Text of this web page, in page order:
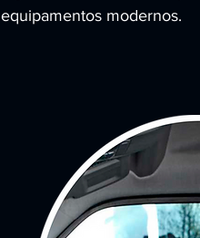
equipamentos modernos.